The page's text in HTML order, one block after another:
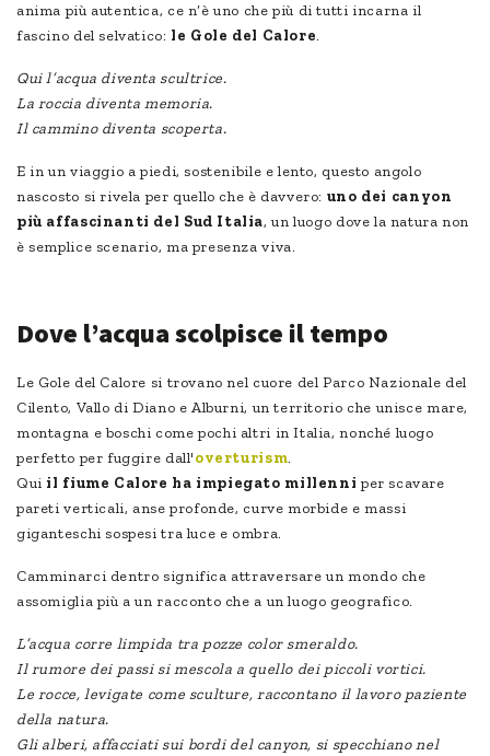
anima più autentica, ce n’è uno che più di tutti incarna il
fascino del selvatico: le Gole del Calore.
Qui l’acqua diventa scultrice.
La roccia diventa memoria.
Il cammino diventa scoperta.
E in un viaggio a piedi, sostenibile e lento, questo angolo
nascosto si rivela per quello che è davvero: uno dei canyon
più affascinanti del Sud Italia, un luogo dove la natura non
è semplice scenario, ma presenza viva.
Dove l’acqua scolpisce il tempo
Le Gole del Calore si trovano nel cuore del Parco Nazionale del
Cilento, Vallo di Diano e Alburni, un territorio che unisce mare,
montagna e boschi come pochi altri in Italia, nonché luogo
perfetto per fuggire dall'overturism.
Qui il fiume Calore ha impiegato millenniper scavare
pareti verticali, anse profonde, curve morbide e massi
giganteschi sospesi tra luce e ombra.
Camminarci dentro significa attraversare un mondo che
assomiglia più a un racconto che a un luogo geografico.
L’acqua corre limpida tra pozze color smeraldo.
Il rumore dei passi si mescola a quello dei piccoli vortici.
Le rocce, levigate come sculture, raccontano il lavoro paziente
della natura.
Gli alberi, affacciati sui bordi del canyon, si specchiano nel